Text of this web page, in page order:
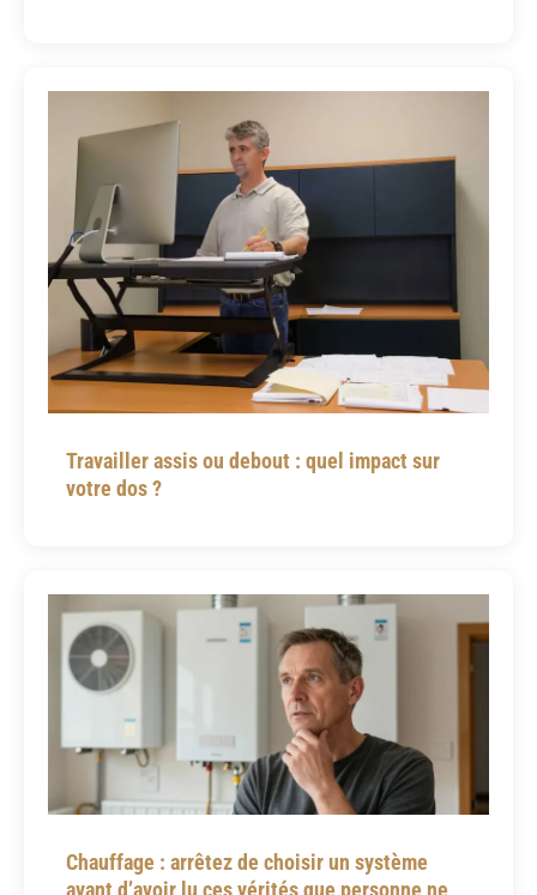
Travailler assis ou debout : quel impact sur
votre dos ?
Chauffage : arrêtez de choisir un système
avant d’avoir lu ces vérités que personne ne